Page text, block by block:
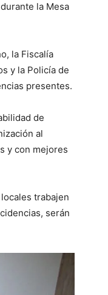
la Mesa
la Fiscalía
y la Policía de
presentes.
de
al
y con mejores
trabajen
serán